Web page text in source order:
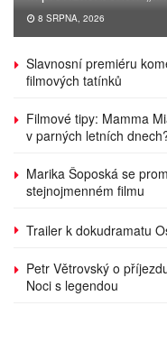
8 SRPNA, 2026
Slavnosní premiéru
filmových tatínků
Filmové tipy: Mamma
v parných letních
Marika Šoposká se
stejnojmenném filmu
Trailer k dokudramatu
Petr Větrovský o
Noci s legendou